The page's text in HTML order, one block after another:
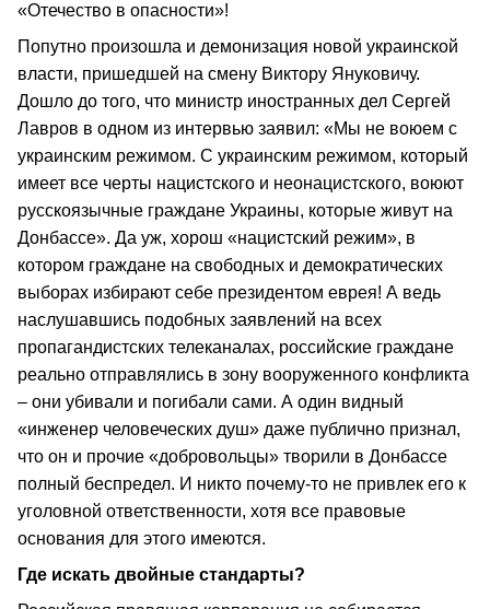
«Отечество в опасности»!
Попутно произошла и демонизация новой украинской
власти, пришедшей на смену Виктору Януковичу.
Дошло до того, что министр иностранных дел Сергей
Лавров в одном из интервью заявил: «Мы не воюем с
украинским режимом. С украинским режимом, который
имеет все черты нацистского и неонацистского, воюют
русскоязычные граждане Украины, которые живут на
Донбассе». Да уж, хорош «нацистский режим», в
котором граждане на свободных и демократических
выборах избирают себе президентом еврея! А ведь
наслушавшись подобных заявлений на всех
пропагандистских телеканалах, российские граждане
реально отправлялись в зону вооруженного конфликта
– они убивали и погибали сами. А один видный
«инженер человеческих душ» даже публично признал,
что он и прочие «добровольцы» творили в Донбассе
полный беспредел. И никто почему‑то не привлек его к
уголовной ответственности, хотя все правовые
основания для этого имеются.
Где искать двойные стандарты?